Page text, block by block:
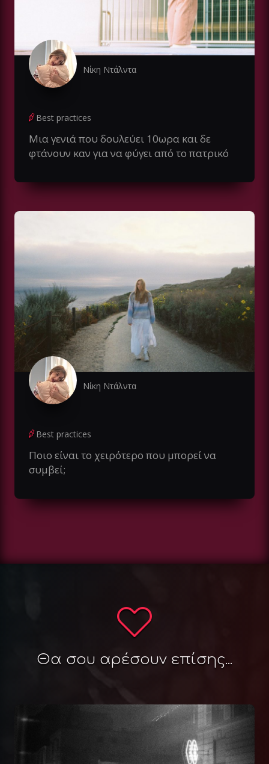
Νίκη Ντάλντα
Best practices
Μια γενιά που δουλεύει 10ωρα και δε
φτάνουν καν για να φύγει από το πατρικό
Νίκη Ντάλντα
Best practices
Ποιο είναι το χειρότερο που μπορεί να
συμβεί;
Θα σου αρέσουν επίσης...